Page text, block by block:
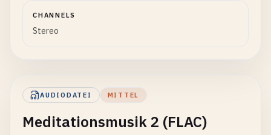
CHANNELS
Stereo
AUDIODATEI MITTEL
Meditationsmusik 2 (FLAC)